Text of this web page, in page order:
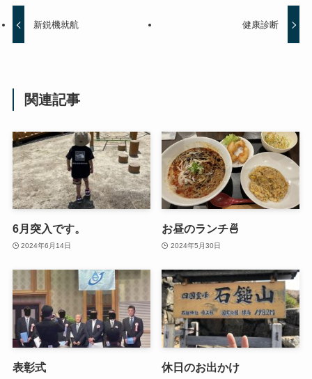
新鋭機就航 健康診断
関連記事
6月突入です。
2024年6月14日
お昼のランチ🍜
2024年5月30日
表彰式 休日のお出かけ